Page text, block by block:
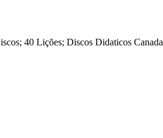
40 Lições; Discos Didaticos Canada